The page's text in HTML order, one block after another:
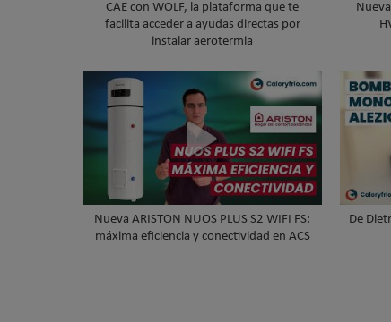
CAE con WOLF, la plataforma que te
facilita acceder a ayudas directas por
instalar aerotermia
Nueva ARISTON NUOS PLUS S2 WIFI FS:
máxima eficiencia y conectividad en ACS
De